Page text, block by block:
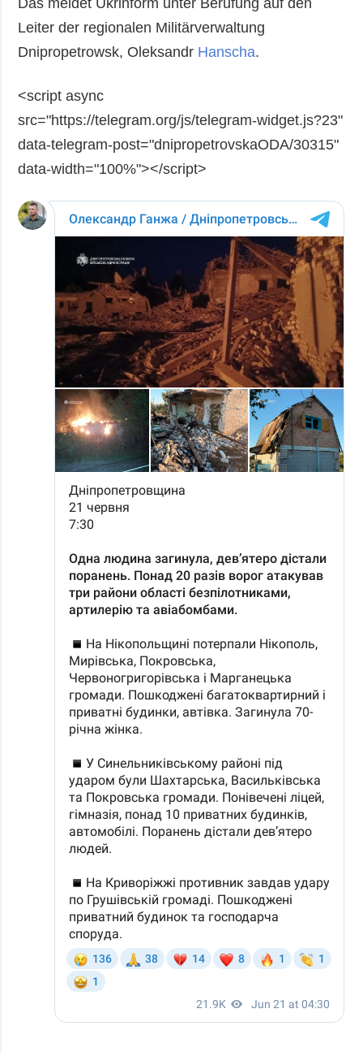
Leiter der regionalen Militärverwaltung
Dnipropetrowsk, Oleksandr Hanscha.
<script async
src="https://telegram.org/js/telegram-widget.js?23"
data-telegram-post="dnipropetrovskaODA/30315"
data-width="100%"></script>